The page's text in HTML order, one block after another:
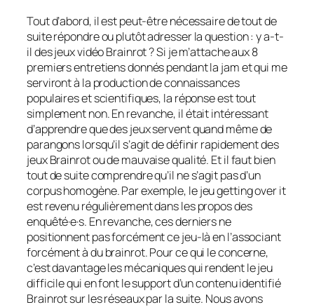
Tout d’abord, il est peut-être nécessaire de tout de
suite répondre ou plutôt adresser la question : y a-t-
il des jeux vidéo Brainrot ? Si je m’attache aux 8
premiers entretiens donnés pendant la jam et qui me
serviront à la production de connaissances
populaires et scientifiques, la réponse est tout
simplement non. En revanche, il était intéressant
d’apprendre que des jeux servent quand même de
parangons lorsqu’il s’agit de définir rapidement des
jeux Brainrot ou de mauvaise qualité. Et il faut bien
tout de suite comprendre qu’il ne s’agit pas d’un
corpus homogène. Par exemple, le jeu getting over it
est revenu régulièrement dans les propos des
enquêté·e·s. En revanche, ces derniers ne
positionnent pas forcément ce jeu-là en l’associant
forcément à du brainrot. Pour ce qui le concerne,
c’est davantage les mécaniques qui rendent le jeu
difficile qui en font le support d’un contenu identifié
Brainrot sur les réseaux par la suite. Nous avons